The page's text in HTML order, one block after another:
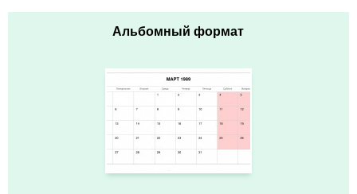
Альбомный формат